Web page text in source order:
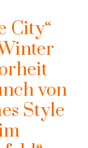
City“
von
Style